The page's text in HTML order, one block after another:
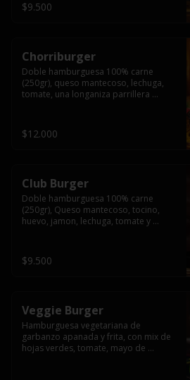
$9.500
Chorriburger
Doble hamburguesa 100% carne
(250gr), queso mantecoso, lechuga,
tomate, una longaniza parrillera
papas fritas.
$12.000
Club Burger
Doble hamburguesa 100% carne
(250gr), Queso mantecoso, tocino,
huevo, jamon, lechuga, tomate y
$9.500
Veggie Burger
Hamburguesa vegetariana de
garbanzo apanada y frita, con mix de
hojas verdes, tomate, mayo de